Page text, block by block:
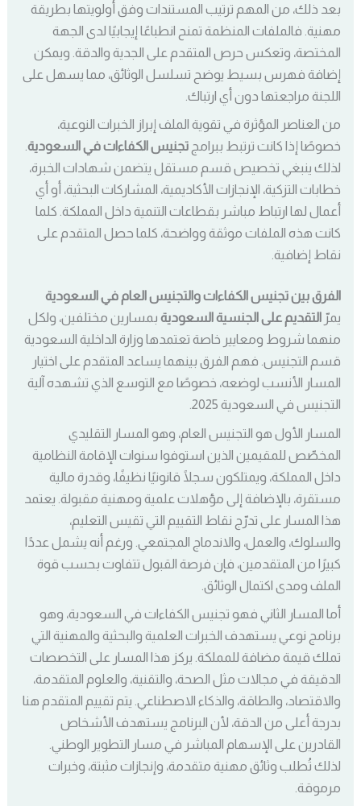
بعد ذلك، من المهم ترتيب المستندات وفق أولويتها بطريقة
مهنية. فالملفات المنظمة تمنح انطباعًا إيجابيًا لدى الجهة
المختصة، وتعكس حرص المتقدم على الجدية والدقة. ويمكن
إضافة فهرس بسيط يوضح تسلسل الوثائق، مما يسهل على
اللجنة مراجعتها دون أي ارتباك.
من العناصر المؤثرة في تقوية الملف إبراز الخبرات النوعية،
خصوصًا إذا كانت ترتبط ببرامجتجنيس الكفاءات في السعودية
لذلك ينبغي تخصيص قسم مستقل يتضمن شهادات الخبرة،
خطابات التزكية، الإنجازات الأكاديمية، المشاركات البحثية، أو أي
أعمال لها ارتباط مباشر بقطاعات التنمية داخل المملكة. كلما
كانت هذه الملفات موثقة وواضحة، كلما حصل المتقدم على
نقاط إضافية.
الفرق بين تجنيس الكفاءات والتجنيس العام في السعودية
يمرّ التقديم على الجنسية السعودية بمسارين مختلفين، ولكل
منهما شروط ومعايير خاصة تعتمدها وزارة الداخلية السعودية
قسم التجنيس. فهم الفرق بينهما يساعد المتقدم على اختيار
المسار الأنسب لوضعه، خصوصًا مع التوسع الذي تشهده آلية
التجنيس في السعودية 2025.
المسار الأول هو التجنيس العام، وهو المسار التقليدي
المخصّص للمقيمين الذين استوفوا سنوات الإقامة النظامية
داخل المملكة، ويمتلكون سجلًا قانونيًا نظيفًا، وقدرة مالية
مستقرة، بالإضافة إلى مؤهلات علمية ومهنية مقبولة. يعتمد
هذا المسار على تدرّج نقاط التقييم التي تقيس التعليم،
والسلوك، والعمل، والاندماج المجتمعي. ورغم أنه يشمل عددًا
كبيرًا من المتقدمين، فإن فرصة القبول تتفاوت بحسب قوة
الملف ومدى اكتمال الوثائق.
أما المسار الثاني فهو تجنيس الكفاءات في السعودية، وهو
برنامج نوعي يستهدف الخبرات العلمية والبحثية والمهنية التي
تملك قيمة مضافة للمملكة. يركز هذا المسار على التخصصات
الدقيقة في مجالات مثل الصحة، والتقنية، والعلوم المتقدمة،
والاقتصاد، والطاقة، والذكاء الاصطناعي. يتم تقييم المتقدم هنا
بدرجة أعلى من الدقة، لأن البرنامج يستهدف الأشخاص
القادرين على الإسهام المباشر في مسار التطوير الوطني.
لذلك تُطلب وثائق مهنية متقدمة، وإنجازات مثبتة، وخبرات
مرموقة.